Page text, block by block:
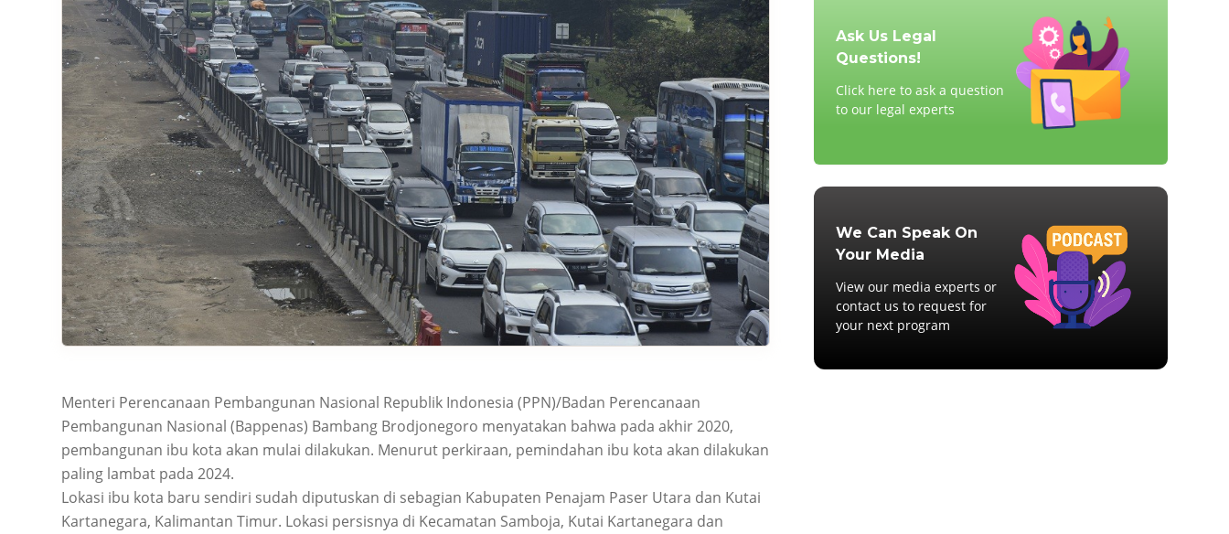
Menteri Perencanaan Pembangunan Nasional Republik Indonesia (PPN)/Badan Perencanaan
Pembangunan Nasional (Bappenas) Bambang Brodjonegoro menyatakan bahwa pada akhir 2020,
pembangunan ibu kota akan mulai dilakukan. Menurut perkiraan, pemindahan ibu kota akan dilakukan
paling lambat pada 2024.
Lokasi ibu kota baru sendiri sudah diputuskan di sebagian Kabupaten Penajam Paser Utara dan Kutai
Kartanegara, Kalimantan Timur. Lokasi persisnya di Kecamatan Samboja, Kutai Kartanegara dan
Ask Us Legal
Questions!
Click here to ask a question
to our legal experts
We Can Speak On
Your Media
View our media experts or
contact us to request for
your next program